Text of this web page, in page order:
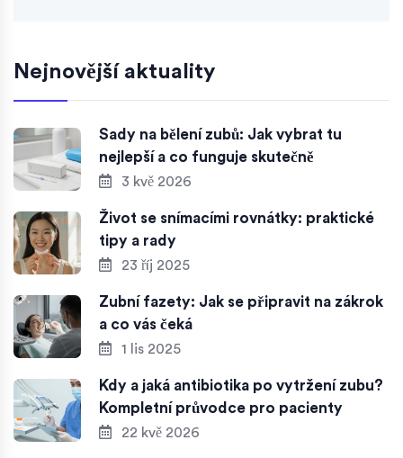
Nejnovější aktuality
Sady na bělení zubů: Jak vybrat tu
nejlepší a co funguje skutečně
3 kvě 2026
Život se snímacími rovnátky: praktické
tipy a rady
23 říj 2025
Zubní fazety: Jak se připravit na zákrok
a co vás čeká
1 lis 2025
Kdy a jaká antibiotika po vytržení zubu?
Kompletní průvodce pro pacienty
22 kvě 2026